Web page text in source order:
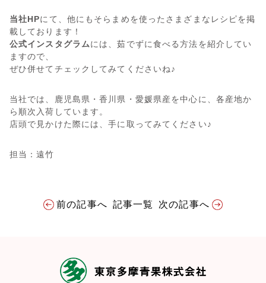
当社HPにて、他にもそらまめを使ったさまざまなレシピを掲
載しております！
公式インスタグラムには、茹でずに食べる方法を紹介してい
ますので、
ぜひ併せてチェックしてみてくださいね♪
当社では、鹿児島県・香川県・愛媛県産を中心に、各産地か
ら順次入荷しています。
店頭で見かけた際には、手に取ってみてください♪
担当：遠竹
前の記事へ 記事一覧 次の記事へ